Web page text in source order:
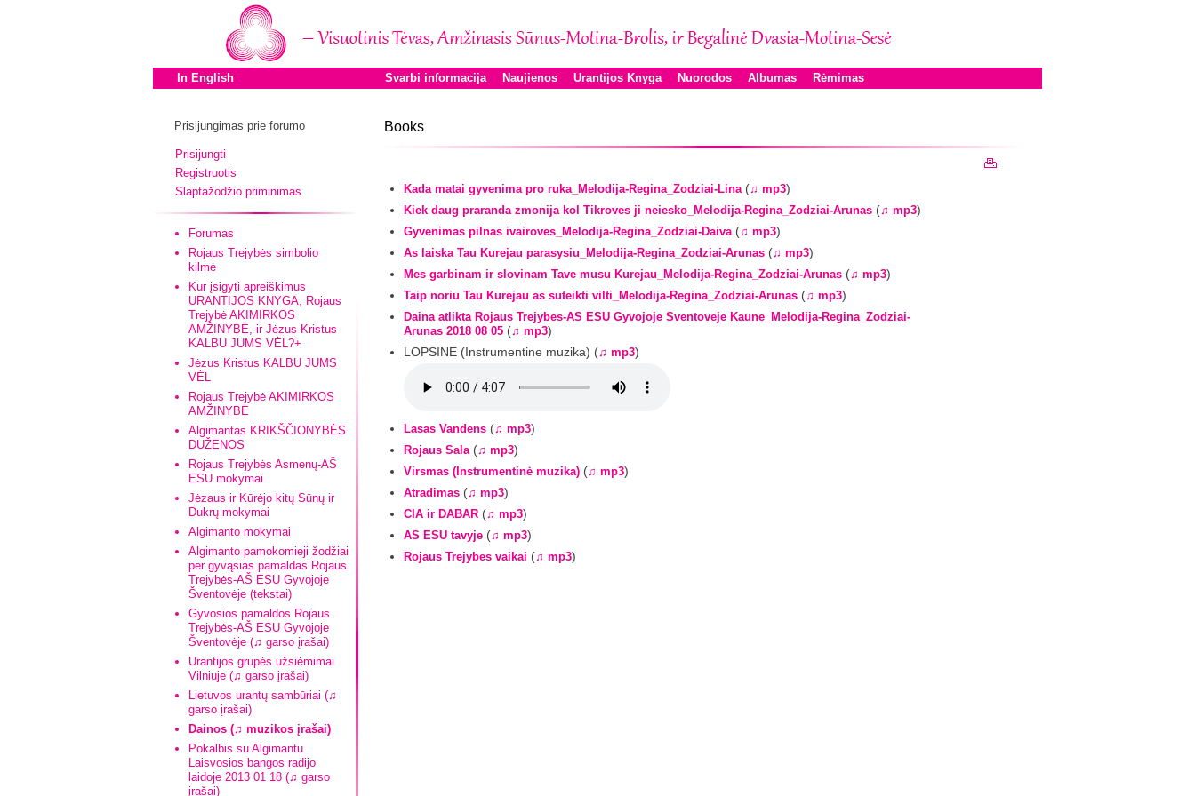
In English Svarbi informacija Naujienos Urantijos Knyga Nuorodos Albumas Rėmimas
Prisijungimas prie forumo
Prisijungti
Registruotis
Slaptažodžio priminimas
Forumas
Rojaus Trejybės simbolio
kilmė
Kur įsigyti apreiškimus
URANTIJOS KNYGA, Rojaus
Trejybė AKIMIRKOS
AMŽINYBĖ, ir Jėzus Kristus
KALBU JUMS VĖL?+
Jėzus Kristus KALBU JUMS
VĖL
Rojaus Trejybė AKIMIRKOS
AMŽINYBĖ
Algimantas KRIKŠČIONYBĖS
DUŽENOS
Rojaus Trejybės Asmenų-AŠ
ESU mokymai
Jėzaus ir Kūrėjo kitų Sūnų ir
Dukrų mokymai
Algimanto mokymai
Algimanto pamokomieji žodžiai
per gyvąsias pamaldas Rojaus
Trejybės-AŠ ESU Gyvojoje
Šventovėje (tekstai)
Gyvosios pamaldos Rojaus
Trejybės-AŠ ESU Gyvojoje
Šventovėje (♫ garso įrašai)
Urantijos grupės užsiėmimai
Vilniuje (♫ garso įrašai)
Lietuvos urantų sambūriai (♫
garso įrašai)
Dainos (♫ muzikos įrašai)
Pokalbis su Algimantu
Laisvosios bangos radijo
laidoje 2013 01 18 (♫ garso
įrašai)
Books
Kada matai gyvenima pro ruka_Melodija-Regina_Zodziai-Lina (♫ mp3)
Kiek daug praranda zmonija kol Tikroves ji neiesko_Melodija-Regina_Zodziai-Arunas (♫ mp3)
Gyvenimas pilnas ivairoves_Melodija-Regina_Zodziai-Daiva (♫ mp3)
As laiska Tau Kurejau parasysiu_Melodija-Regina_Zodziai-Arunas (♫ mp3)
Mes garbinam ir slovinam Tave musu Kurejau_Melodija-Regina_Zodziai-Arunas (♫ mp3)
Taip noriu Tau Kurejau as suteikti vilti_Melodija-Regina_Zodziai-Arunas (♫ mp3)
Daina atlikta Rojaus Trejybes-AS ESU Gyvojoje Sventoveje Kaune_Melodija-Regina_Zodziai-
Arunas 2018 08 05 (♫ mp3)
LOPSINE (Instrumentine muzika) (♫ mp3)
Lasas Vandens (♫ mp3)
Rojaus Sala (♫ mp3)
Virsmas (Instrumentinė muzika) (♫ mp3)
Atradimas (♫ mp3)
CIA ir DABAR (♫ mp3)
AS ESU tavyje (♫ mp3)
Rojaus Trejybes vaikai (♫ mp3)